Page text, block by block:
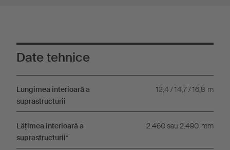
Date tehnice
Lungimea interioară a
suprastructurii
13,4 / 14,7 / 16,8 m
Lăţimea interioară a
suprastructurii*
2.460 sau 2.490 mm